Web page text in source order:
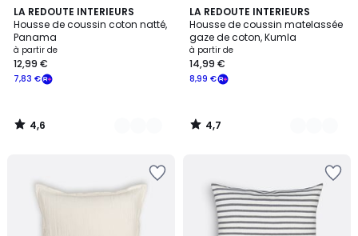
LA REDOUTE INTERIEURS
Housse de coussin coton natté,
Panama
Prix
à
partir
12,99
€
notre
programme
payer
à partir de
7,83 €
12,99 €
4,6
/ 5
8
Couleurs
4,6
/
LA REDOUTE INTERIEURS
Housse de coussin matelassée
gaze de coton, Kumla
à partir de
8,99 €
14,99 €
4,7
/ 5
10
Couleurs
4,7
/